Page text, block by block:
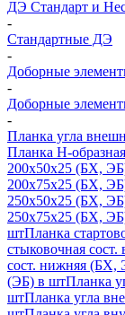
ДЭ Стандарт и
-
Стандартные ДЭ
-
Доборные
-
Доборные
-
Планка угла
Планка H-
200х50х25 (БХ,
200х75х25 (БХ,
250х50х25 (БХ,
250х75х25 (БХ,
штПланка
стыковочная
сост. нижняя (БХ,
(ЭБ) в штПланка
штПланка угла